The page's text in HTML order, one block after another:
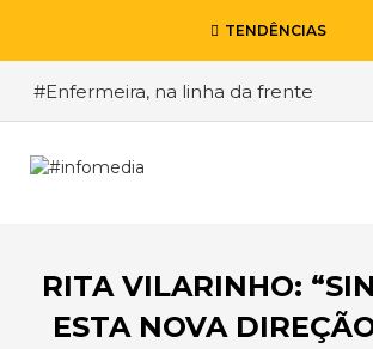
TENDÊNCIAS
#Enfermeira, na linha da frente
#Viver a Covid entre Itália e o Brasil
#O relato de um motorista de
de quem anda cá e lá
RITA VILARINHO:
ESTA NOVA